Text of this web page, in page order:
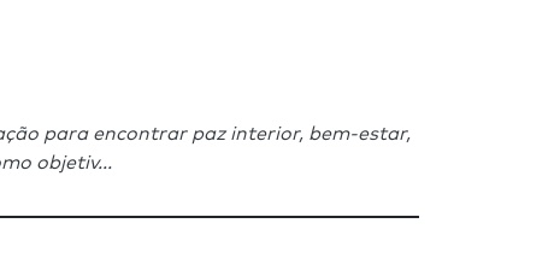
para encontrar paz interior, bem-estar,
objetiv...